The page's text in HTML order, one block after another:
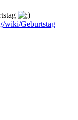
wiki/Geburtstag